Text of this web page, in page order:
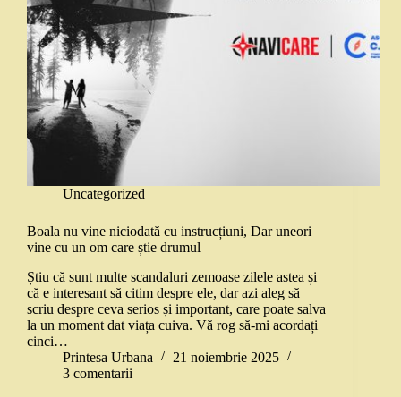
Uncategorized
Boala nu vine niciodată cu instrucțiuni, Dar uneori
vine cu un om care știe drumul
Știu că sunt multe scandaluri zemoase zilele astea și
că e interesant să citim despre ele, dar azi aleg să
scriu despre ceva serios și important, care poate salva
la un moment dat viața cuiva. Vă rog să-mi acordați
cinci…
Printesa Urbana
21 noiembrie 2025
3 comentarii